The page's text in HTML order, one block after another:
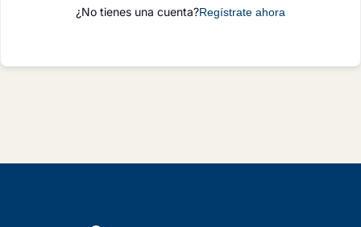
¿No tienes una cuenta?Regístrate ahora